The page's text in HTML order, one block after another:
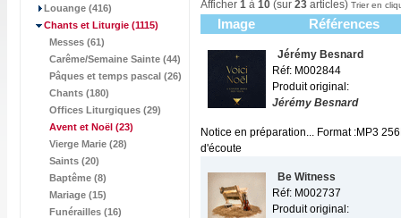
Louange (416)
Chants et Liturgie (1115)
Messes (61)
Carême/Semaine Sainte (44)
Pâques et temps pascal (26)
Chants (180)
Offices Liturgiques (29)
Avent et Noël (23)
Vierge Marie (28)
Saints (20)
Baptême (8)
Mariage (15)
Funérailles (16)
Afficher 1 à 10 (sur 23 articles) Trier en
Image Références
Jérémy Besnard
Réf: M002844
Produit original:
Jérémy Besnard
Notice en préparation... Format :MP3
d'écoute
Be Witness
Réf: M002737
Produit original: